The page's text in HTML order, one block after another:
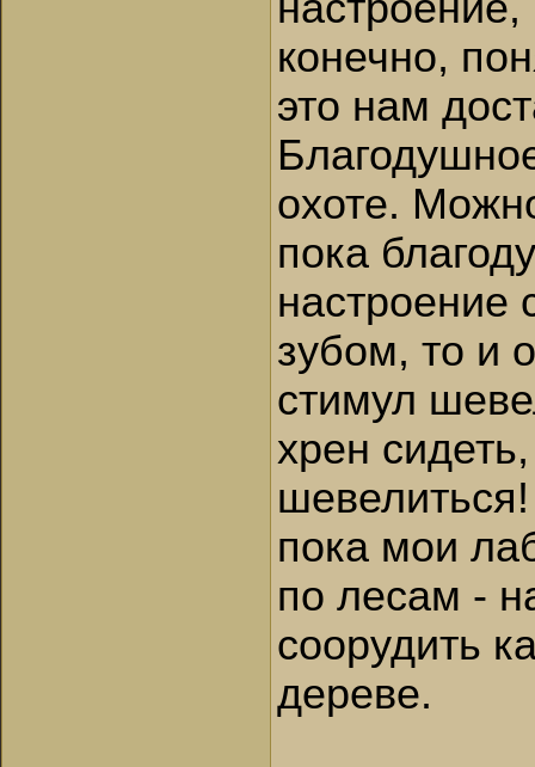
конечно,
это нам
охоте.
пока
настроение
зубом, то и
стимул
хрен
пока мои
по лесам -
соорудить
дереве.